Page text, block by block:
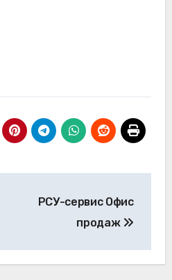
РСУ-сервис Офис
продаж